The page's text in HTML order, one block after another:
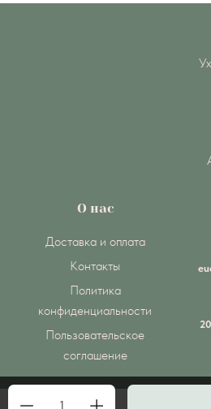
1
О нас
Доставка и оплата
Контакты
Политика
конфиденциальности
Пользовательское
соглашение